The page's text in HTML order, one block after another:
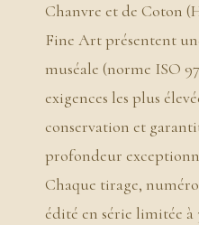
Chanvre et de Coton
Fine Art présentent
muséale (norme ISO
exigences les plus
conservation et
profondeur
Chaque tirage,
édité en série limitée à